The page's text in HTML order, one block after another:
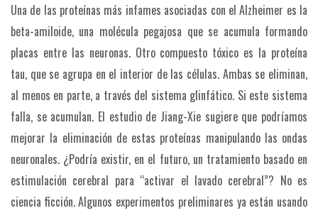
Una de las proteínas más infames asociadas con el Alzheimer es la
beta-amiloide, una molécula pegajosa que se acumula formando
placas entre las neuronas. Otro compuesto tóxico es la proteína
tau, que se agrupa en el interior de las células. Ambas se eliminan,
al menos en parte, a través del sistema glinfático. Si este sistema
falla, se acumulan. El estudio de Jiang-Xie sugiere que podríamos
mejorar la eliminación de estas proteínas manipulando las ondas
neuronales. ¿Podría existir, en el futuro, un tratamiento basado en
estimulación cerebral para “activar el lavado cerebral”? No es
ciencia ficción. Algunos experimentos preliminares ya están usando